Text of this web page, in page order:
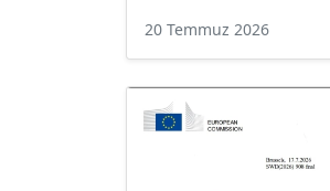
20 Temmuz 2026